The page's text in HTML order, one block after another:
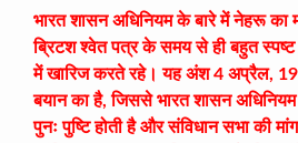
भारत शासन अधिनियम के बारे में नेहरू का
ब्रिटश श्वेत पत्र के समय से ही बहुत
में खारिज करते रहे। यह अंश 4 अप्रैल,
बयान का है, जिससे भारत शासन
पुनः पुष्टि होती है और संविधान सभा की